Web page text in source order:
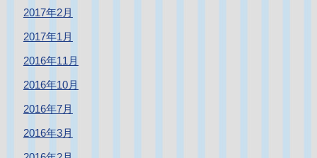
2017年2月
2017年1月
2016年11月
2016年10月
2016年7月
2016年3月